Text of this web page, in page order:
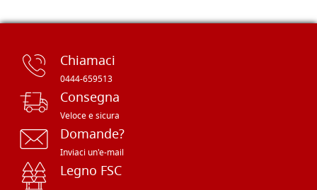
Chiamaci
0444-659513
Consegna
Veloce e sicura
Domande?
Inviaci un'e-mail
Legno FSC